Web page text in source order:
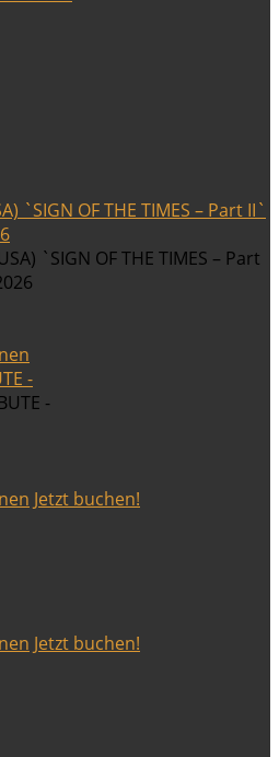
`SIGN OF THE TIMES – Part II`
-
Jetzt buchen!
Jetzt buchen!